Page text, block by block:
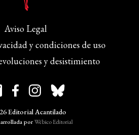
Aviso Legal
y condiciones de uso
y desistimiento
Editorial Acantilado
porWébico Editorial